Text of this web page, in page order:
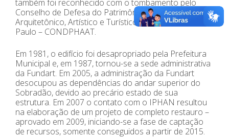
também foi reconhecido com o tombamento pelo
Conselho de Defesa do Patrimônio Histórico,
Arquitetônico, Artístico e Turístico do Estado de São
Paulo – CONDPHAAT.
Em 1981, o edifício foi desapropriado pela Prefeitura
Municipal e, em 1987, tornou-se a sede administrativa
da Fundart. Em 2005, a administração da Fundart
desocupou as dependências do andar superior do
Sobradão, devido ao precário estado de sua
estrutura. Em 2007 o contato com o IPHAN resultou
na elaboração de um projeto de completo restauro –
aprovado em 2009, iniciando-se a fase de captação
de recursos, somente conseguidos a partir de 2015.